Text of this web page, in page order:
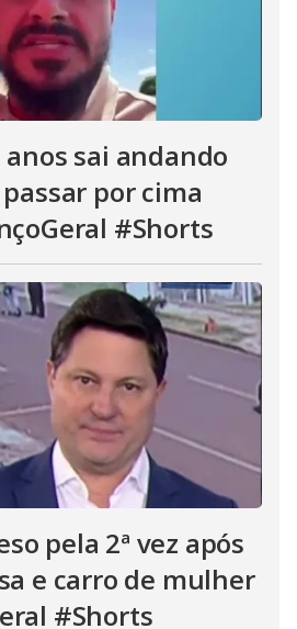
sai andando
por cima
#Shorts
pela 2ª vez após
e carro de mulher
#Shorts